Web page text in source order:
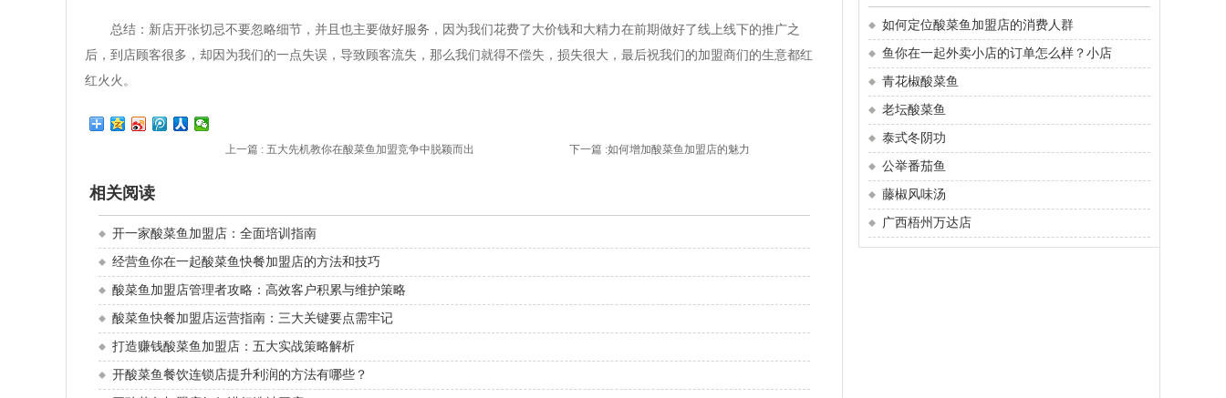
总结：新店开张切忌不要忽略细节，并且也主要做好服务，因为我们花费了大价钱和大精力在前期做好了线上线下的推广之
后，到店顾客很多，却因为我们的一点失误，导致顾客流失，那么我们就得不偿失，损失很大，最后祝我们的加盟商们的生意都红
红火火。
上一篇 : 五大先机教你在酸菜鱼加盟竞争中脱颖而出 下一篇 :如何增加酸菜鱼加盟店的魅力
相关阅读
开一家酸菜鱼加盟店：全面培训指南
经营鱼你在一起酸菜鱼快餐加盟店的方法和技巧
酸菜鱼加盟店管理者攻略：高效客户积累与维护策略
酸菜鱼快餐加盟店运营指南：三大关键要点需牢记
打造赚钱酸菜鱼加盟店：五大实战策略解析
开酸菜鱼餐饮连锁店提升利润的方法有哪些？
如何定位酸菜鱼加盟店的消费人群
鱼你在一起外卖小店的订单怎么样？小店
青花椒酸菜鱼
老坛酸菜鱼
泰式冬阴功
公举番茄鱼
藤椒风味汤
广西梧州万达店